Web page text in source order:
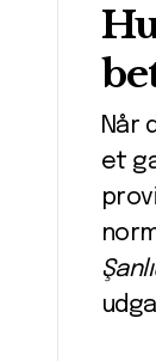
Når
et